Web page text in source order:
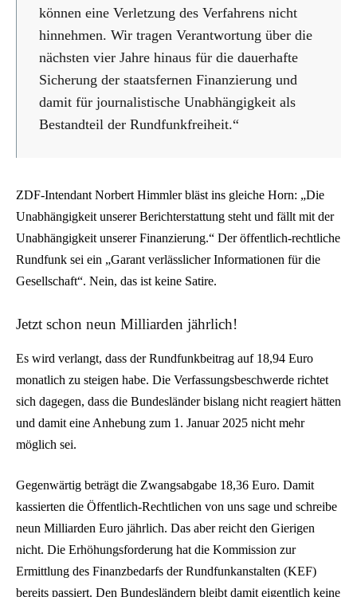
können eine Verletzung des Verfahrens nicht
hinnehmen. Wir tragen Verantwortung über die
nächsten vier Jahre hinaus für die dauerhafte
Sicherung der staatsfernen Finanzierung und
damit für journalistische Unabhängigkeit als
Bestandteil der Rundfunkfreiheit.“
ZDF-Intendant Norbert Himmler bläst ins gleiche Horn: „Die
Unabhängigkeit unserer Berichterstattung steht und fällt mit der
Unabhängigkeit unserer Finanzierung.“ Der öffentlich-rechtliche
Rundfunk sei ein „Garant verlässlicher Informationen für die
Gesellschaft“. Nein, das ist keine Satire.
Jetzt schon neun Milliarden jährlich!
Es wird verlangt, dass der Rundfunkbeitrag auf 18,94 Euro
monatlich zu steigen habe. Die Verfassungsbeschwerde richtet
sich dagegen, dass die Bundesländer bislang nicht reagiert hätten
und damit eine Anhebung zum 1. Januar 2025 nicht mehr
möglich sei.
Gegenwärtig beträgt die Zwangsabgabe 18,36 Euro. Damit
kassierten die Öffentlich-Rechtlichen von uns sage und schreibe
neun Milliarden Euro jährlich. Das aber reicht den Gierigen
nicht. Die Erhöhungsforderung hat die Kommission zur
Ermittlung des Finanzbedarfs der Rundfunkanstalten (KEF)
bereits passiert. Den Bundesländern bleibt damit eigentlich keine